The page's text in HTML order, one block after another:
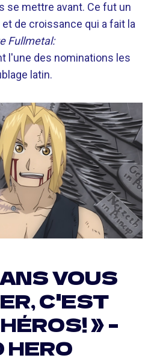
se mettre avant. Ce fut un
de croissance qui a fait la
Fullmetal:
l'une des nominations les
latin.
VOUS
C'EST
» –
HERO